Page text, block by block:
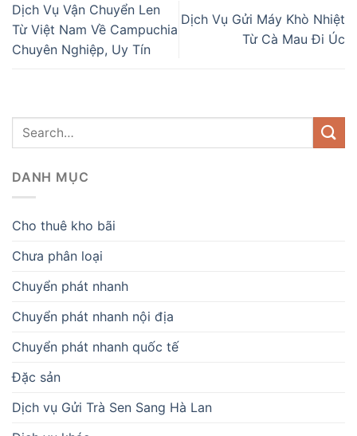
Dịch Vụ Vận Chuyển Len
Từ Việt Nam Về Campuchia
Chuyên Nghiệp, Uy Tín
Dịch Vụ Gửi Máy Khò Nhiệt
Từ Cà Mau Đi Úc
DANH MỤC
Cho thuê kho bãi
Chưa phân loại
Chuyển phát nhanh
Chuyển phát nhanh nội địa
Chuyển phát nhanh quốc tế
Đặc sản
Dịch vụ Gửi Trà Sen Sang Hà Lan